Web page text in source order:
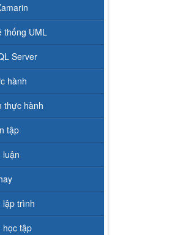
thống UML
Server
hành
thực hành
tập
luận
lập trình
học tập